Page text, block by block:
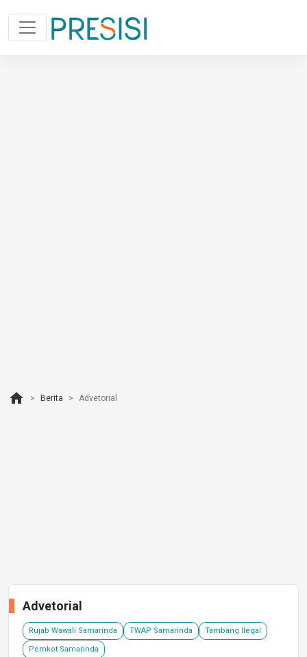
home Berita Advetorial
Advetorial
Rujab Wawali Samarinda TWAP Samarinda Tambang Ilegal
Pemkot Samarinda